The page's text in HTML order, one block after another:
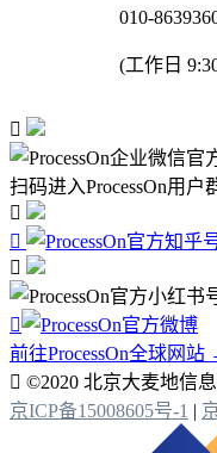
010-
(工作日

扫码进入ProcessOn用户




前往ProcessOn全球网站
 ©2020 北京大麦地信
京ICP备15008605号-1 |